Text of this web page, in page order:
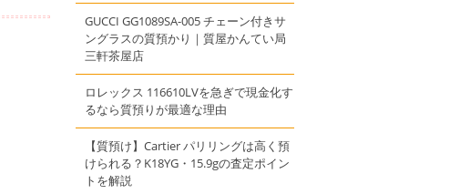
GUCCI GG1089SA-005 チェーン付きサ
ングラスの質預かり｜質屋かんてい局
三軒茶屋店
ロレックス 116610LVを急ぎで現金化す
るなら質預りが最適な理由
【質預け】Cartier パリリングは高く預
けられる？K18YG・15.9gの査定ポイン
トを解説